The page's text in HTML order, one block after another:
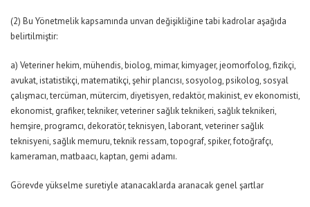
(2) Bu Yönetmelik kapsamında unvan değişikliğine tabi kadrolar aşağıda
belirtilmiştir:
a) Veteriner hekim, mühendis, biolog, mimar, kimyager, jeomorfolog, fizikçi,
avukat, istatistikçi, matematikçi, şehir plancısı, sosyolog, psikolog, sosyal
çalışmacı, tercüman, mütercim, diyetisyen, redaktör, makinist, ev ekonomisti,
ekonomist, grafiker, tekniker, veteriner sağlık teknikeri, sağlık teknikeri,
hemşire, programcı, dekoratör, teknisyen, laborant, veteriner sağlık
teknisyeni, sağlık memuru, teknik ressam, topograf, spiker, fotoğrafçı,
kameraman, matbaacı, kaptan, gemi adamı.
Görevde yükselme suretiyle atanacaklarda aranacak genel şartlar